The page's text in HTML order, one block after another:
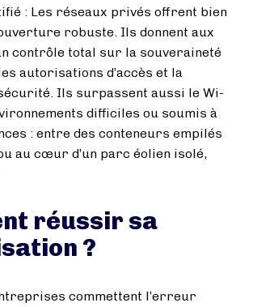
: Les réseaux privés offrent bien
robuste. Ils donnent aux
contrôle total sur la souveraineté
autorisations d’accès et la
Ils surpassent aussi le Wi-
difficiles ou soumis à
: entre des conteneurs empilés
au cœur d’un parc éolien isolé,
réussir sa
?
commettent l’erreur